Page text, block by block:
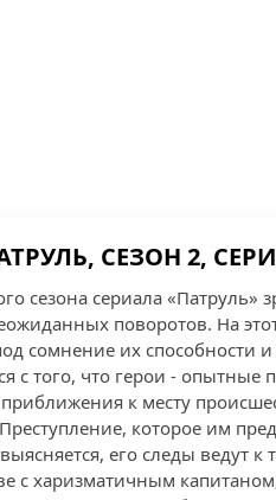
СЕЗОН 2,
сезона сериала
поворотов. На
сомнение их способности
с того, что герои -
к месту
которое им
его следы ведут
с харизматичным